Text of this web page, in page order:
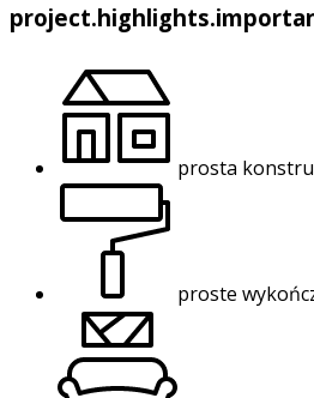
prosta
proste